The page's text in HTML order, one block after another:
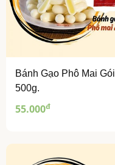
Bánh Gạo Phô Mai Gói
500g.
55.000đ